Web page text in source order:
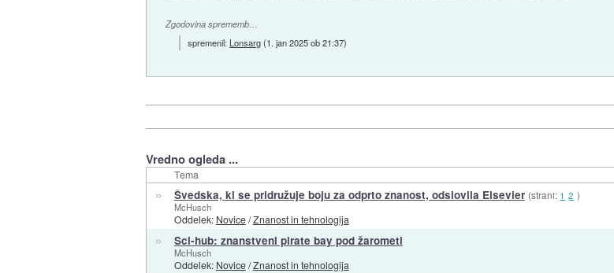
Zgodovina sprememb…
spremenil:Lonsarg(1. jan 2025 ob 21:37)
Vredno ogleda ...
Tema
» Švedska, ki se pridružuje boju za odprto znanost, odslovila Elsevier (strani: 1 2 )
McHusch
Oddelek: Novice/Znanost in tehnologija
» Sci-hub: znanstveni pirate bay pod žarometi
McHusch
Oddelek: Novice/Znanost in tehnologija